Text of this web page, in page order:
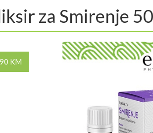
za Smirenje
KM